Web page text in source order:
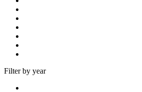
Filter by year